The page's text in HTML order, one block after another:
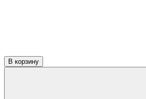
В корзину